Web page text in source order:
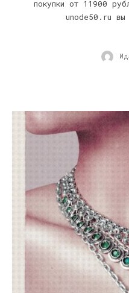
покупки от 11900
unode50.ru